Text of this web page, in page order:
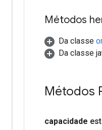
Métodos
Da classe
Da classe
Métodos
capacidade